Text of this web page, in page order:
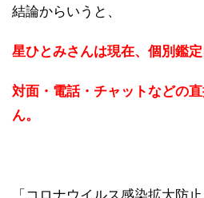
結論からいうと、
星ひとみさんは現在、個別鑑定
対面・電話・チャットなどの
ん。